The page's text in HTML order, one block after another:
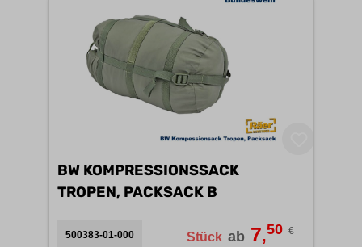
BW KOMPRESSIONSSACK
TROPEN, PACKSACK B
500383-01-000 Stück ab 7,50 €